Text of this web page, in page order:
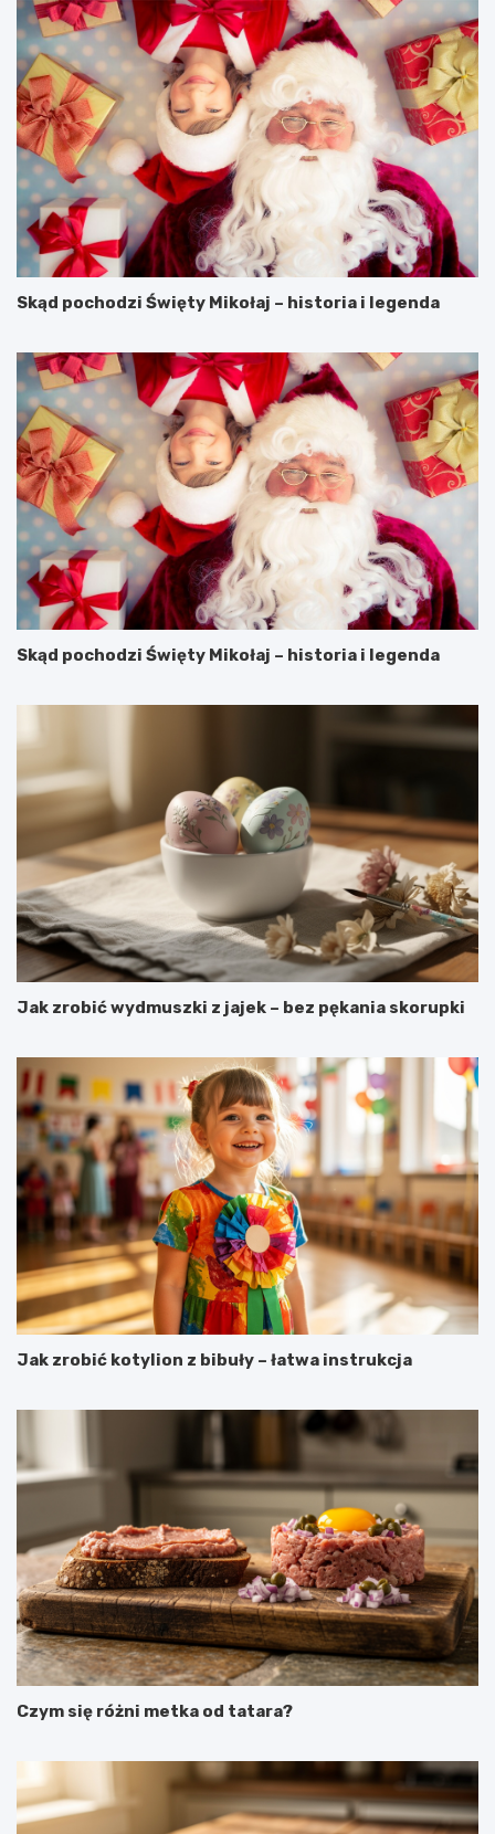
Skąd pochodzi Święty Mikołaj – historia i legenda
Skąd pochodzi Święty Mikołaj – historia i legenda
Jak zrobić wydmuszki z jajek – bez pękania skorupki
Jak zrobić kotylion z bibuły – łatwa instrukcja
Czym się różni metka od tatara?